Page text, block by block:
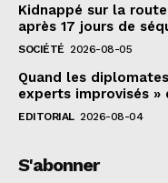
Kidnappé sur la
après 17 jours de
SOCIÉTÉ 2026-08-05
Quand les
experts improvisés »
EDITORIAL 2026-08-04
S'abonner